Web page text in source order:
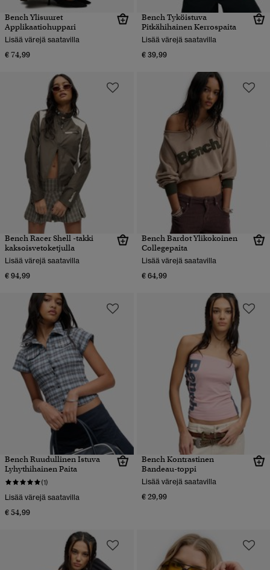
Bench Ylisuuret
Applikaatiohuppari
Lisää värejä saatavilla
€ 74,99
Bench Tyköistuva
Pitkähihainen Kerrospaita
Lisää värejä saatavilla
€ 39,99
Bench Racer Shell -takki
kaksoisvetoketjulla
Lisää värejä saatavilla
€ 94,99
Bench Bardot Ylikokoinen
Collegepaita
Lisää värejä saatavilla
€ 64,99
Bench Ruudullinen Istuva
Lyhythihainen Paita
(1)
Lisää värejä saatavilla
€ 54,99
Bench Kontrastinen
Bandeau-toppi
Lisää värejä saatavilla
€ 29,99